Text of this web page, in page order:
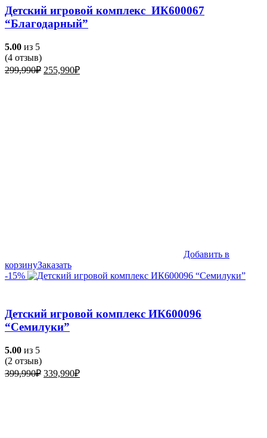
Детский игровой комплекс ИК600067
“Благодарный”
5.00 из 5
(4 отзыв)
299,990₽ Первоначальная
255,990₽Текущая
Добавить в
корзинуЗаказать
-15%
Детский игровой комплекс ИК600096
“Семилуки”
5.00 из 5
(2 отзыв)
399,990₽ Первоначальная
339,990₽Текущая